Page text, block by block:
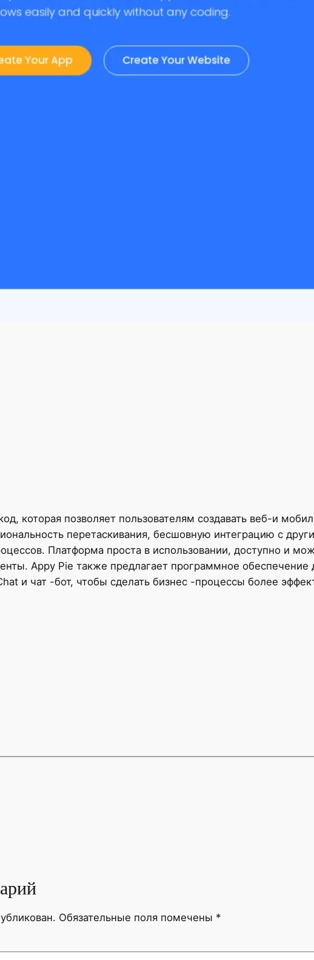
которая позволяет пользователям создавать веб-и
перетаскивания, бесшовную интеграцию с
Платформа проста в использовании, доступно и
Appy Pie также предлагает программное обеспечение
и чат -бот, чтобы сделать бизнес -процессы более
Обязательные поля помечены *